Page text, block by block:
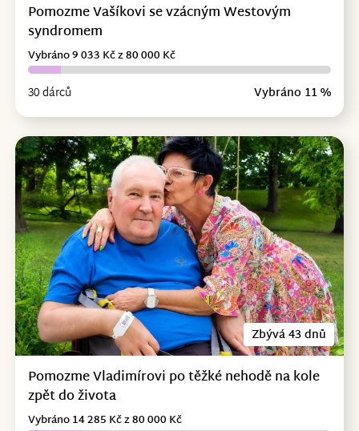
Pomozme Vašíkovi se vzácným Westovým
syndromem
30 dárců Vybráno 11 %
Vybráno 9 033 Kč z 80 000 Kč
Zbývá 43 dnů
Pomozme Vladimírovi po těžké nehodě na kole
zpět do života
Vybráno 14 285 Kč z 80 000 Kč